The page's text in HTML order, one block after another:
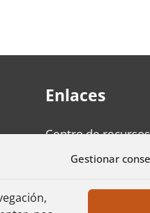
Gestionar
Enlaces
Centro de recursos
La fundación
Personas mayores